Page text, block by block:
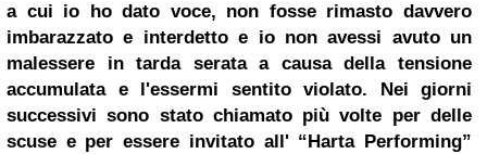
a cui io ho dato voce, non fosse rimasto davvero
imbarazzato e interdetto e io non avessi avuto un
malessere in tarda serata a causa della tensione
accumulata e l'essermi sentito violato. Nei giorni
successivi sono stato chiamato più volte per delle
scuse e per essere invitato all' “Harta Performing”